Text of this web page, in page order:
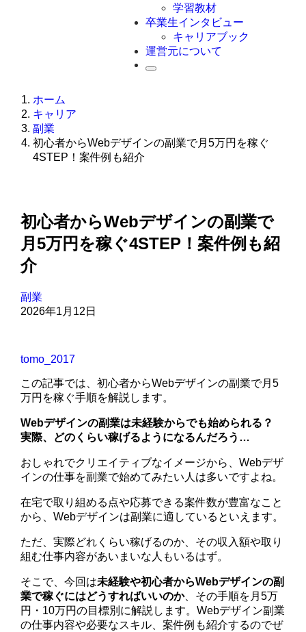
学習教材
卒業生インタビュー
キャリアブック
運営元について
ホーム
キャリア
副業
初心者からWebデザインの副業で月5万円を稼ぐ
4STEP！案件例も紹介
初心者からWebデザインの副業で
月5万円を稼ぐ4STEP！案件例も紹
介
副業
2026年1月12日
tomo_2017
この記事では、初心者からWebデザインの副業で月5
万円を稼ぐ手順を解説します。
Webデザインの副業は未経験からでも始められる？
実際、どのくらい稼げるようになるんだろう…
おしゃれでクリエイティブなイメージから、Webデザ
インの仕事を副業で始めてみたい人は多いですよね。
在宅で取り組める点や応募できる案件数が豊富なこと
から、Webデザインは副業に適しているといえます。
ただ、実際どれくらい稼げるのか、その収入額や取り
組む仕事内容があいまいな人もいるはず。
そこで、今回は未経験や初心者からWebデザインの副
業で稼ぐにはどうすればいいのか、その手順を月5万
円・10万円の目標別に解説します。Webデザイン副業
の仕事内容や必要なスキル、案件例も紹介するのでぜ